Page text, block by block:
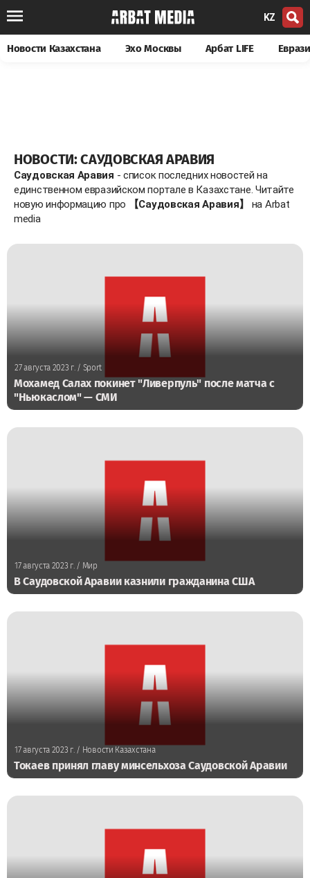
KZ
Новости Казахстана Эхо Москвы Арбат LIFE
НОВОСТИ: САУДОВСКАЯ АРАВИЯ
Саудовская Аравия - список последних новостей на
единственном евразийском портале в Казахстане. Читайте
новую информацию про
【Саудовская Аравия】
на Arbat
media
27 августа 2023 г./ Sport
Мохамед Салах покинет "Ливерпуль" после матча с
"Ньюкаслом" — СМИ
17 августа 2023 г./ Мир
В Саудовской Аравии казнили гражданина США
17 августа 2023 г./ Новости Казахстана
Токаев принял главу минсельхоза Саудовской Аравии